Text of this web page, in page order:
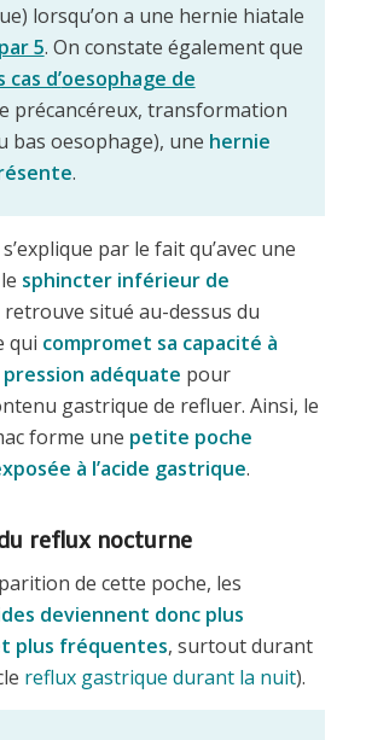
lorsqu’on a une hernie hiatale
5. On constate également que
d’oesophage de
précancéreux, transformation
bas oesophage), une hernie
.
par le fait qu’avec une
sphincter inférieur de
retrouve situé au-dessus du
qui compromet sa capacité à
adéquate pour
gastrique de refluer. Ainsi, le
forme une petite poche
à l’acide gastrique.
reflux nocturne
de cette poche, les
deviennent donc plus
plus fréquentes, surtout durant
reflux gastrique durant la nuit).